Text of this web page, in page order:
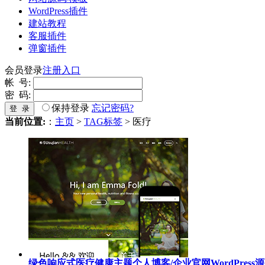
WordPress插件
建站教程
客服插件
弹窗插件
会员登录注册入口
帐 号:
密 码:
登 录 保持登录 忘记密码?
当前位置: ： 主页 > TAG标签 > 医疗
绿色响应式医疗健康主题个人博客/企业官网WordPress